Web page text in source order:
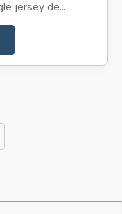
jersey de...